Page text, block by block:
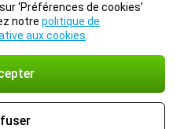
‘Préférences de cookies’
notre politique de
aux cookies